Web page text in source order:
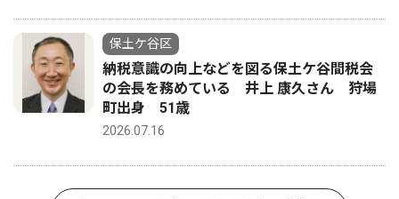
保土ケ谷区
納税意識の向上などを図る保土ケ谷間税会
の会長を務めている 井上 康久さん 狩場
町出身 51歳
2026.07.16